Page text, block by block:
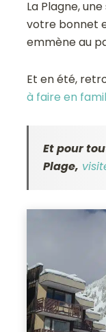
La Plagne,
votre bonnet
emmène au
Et en été,
à faire en
Et pour
Plage,